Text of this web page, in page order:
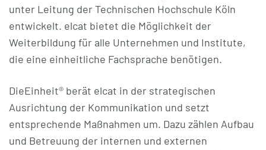
unter Leitung der Technischen Hochschule Köln
entwickelt. elcat bietet die Möglichkeit der
Weiterbildung für alle Unternehmen und Institute,
die eine einheitliche Fachsprache benötigen.
DieEinheit­­® berät elcat in der strategischen
Ausrichtung der Kommunikation und setzt
entsprechende Maßnahmen um. Dazu zählen Aufbau
und Betreuung der internen und externen